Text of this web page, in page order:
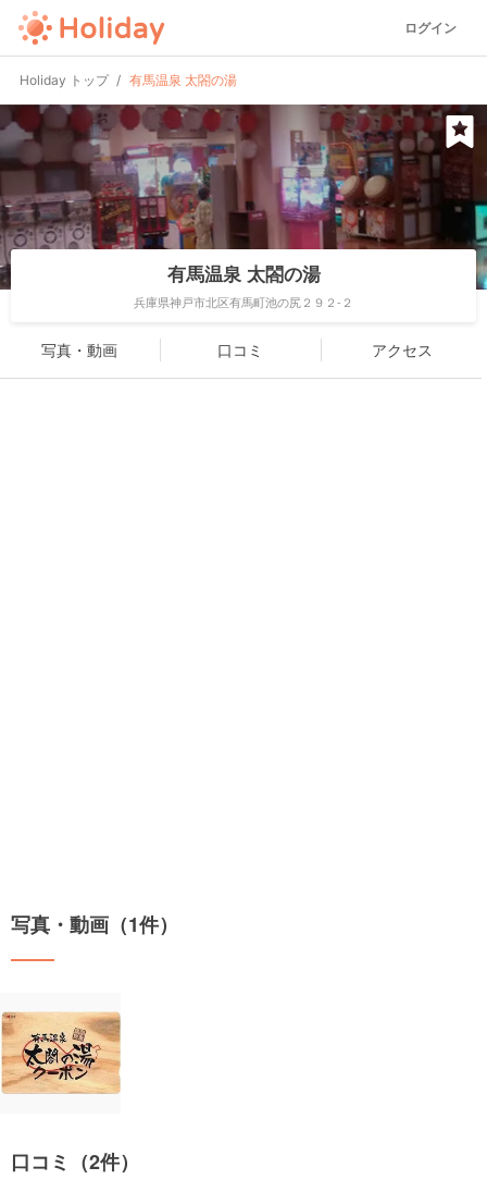
ログイン
Holiday トップ 有馬温泉 太閤の湯
有馬温泉 太閤の湯
兵庫県神戸市北区有馬町池の尻２９２-２
写真・動画 口コミ アクセス
写真・動画（1件）
口コミ（2件）